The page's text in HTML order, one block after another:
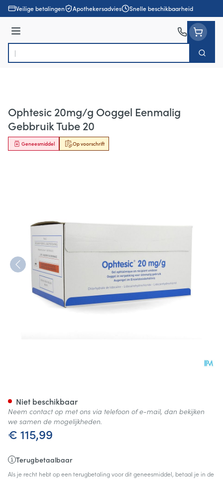
Ga naar de inhoud
Veilige betalingen Apothekersadvies Snelle beschikbaarheid
Menu
Product, merk, categorie...
Zoek
Ophtesic 20mg/g Ooggel Eenmalig
Gebbruik Tube 20
Op voorschrift
Geneesmiddel
€ 115,99
Terugbetaalbaar
Als je recht hebt op een terugbetaling voor dit geneesmiddel, betaal je in de
Niet beschikbaar
Neem contact op met ons via telefoon of e-mail, dan bekijken
we samen de mogelijkheden.